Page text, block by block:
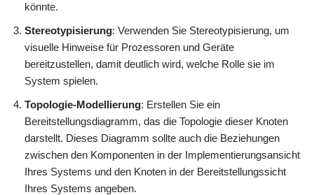
könnte.
Stereotypisierung: Verwenden Sie Stereotypisierung, um
visuelle Hinweise für Prozessoren und Geräte
bereitzustellen, damit deutlich wird, welche Rolle sie im
System spielen.
Topologie-Modellierung: Erstellen Sie ein
Bereitstellungsdiagramm, das die Topologie dieser Knoten
darstellt. Dieses Diagramm sollte auch die Beziehungen
zwischen den Komponenten in der Implementierungsansicht
Ihres Systems und den Knoten in der Bereitstellungssicht
Ihres Systems angeben.